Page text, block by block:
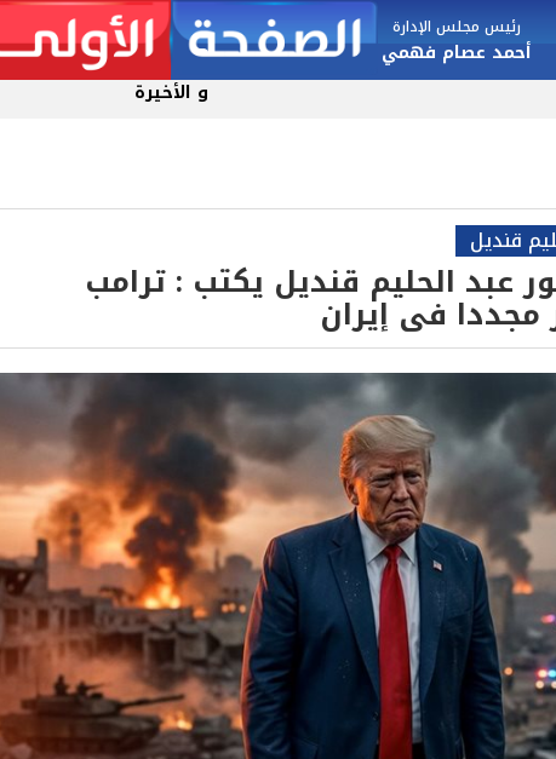
رئيس مجلس الإدارة
أحمد عصام فهمي
و الأخيرة
قنديل
عبد الحليم قنديل يكتب : ترامب
فى إيران